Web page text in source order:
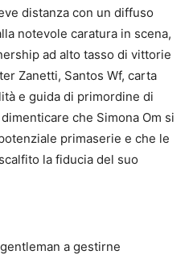
distanza con un diffuso
notevole caratura in scena,
ad alto tasso di vittorie
Zanetti, Santos Wf, carta
e guida di primordine di
che Simona Om si
primaserie e che le
la fiducia del suo
a gestirne